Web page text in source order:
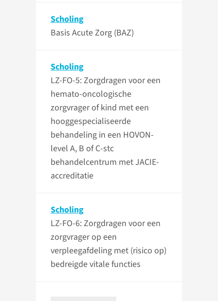
Scholing
Basis Acute Zorg (BAZ)
Scholing
LZ-FO-5: Zorgdragen voor een
hemato-oncologische
zorgvrager of kind met een
hooggespecialiseerde
behandeling in een HOVON-
level A, B of C-stc
behandelcentrum met JACIE-
accreditatie
Scholing
LZ-FO-6: Zorgdragen voor een
zorgvrager op een
verpleegafdeling met (risico op)
bedreigde vitale functies